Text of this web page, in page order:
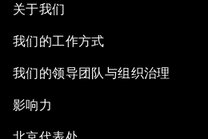
关于我们
我们的工作方式
我们的领导团队与组织治理
影响力